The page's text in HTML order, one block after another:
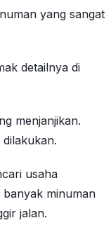
yang sangat
detailnya di
menjanjikan.
usaha
banyak minuman
jalan.